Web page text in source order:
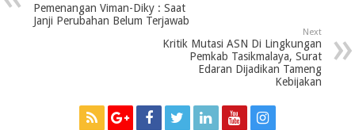
Pemenangan Viman-Diky : Saat
Janji Perubahan Belum Terjawab
Next
Kritik Mutasi ASN Di Lingkungan
Pemkab Tasikmalaya, Surat
Edaran Dijadikan Tameng
Kebijakan